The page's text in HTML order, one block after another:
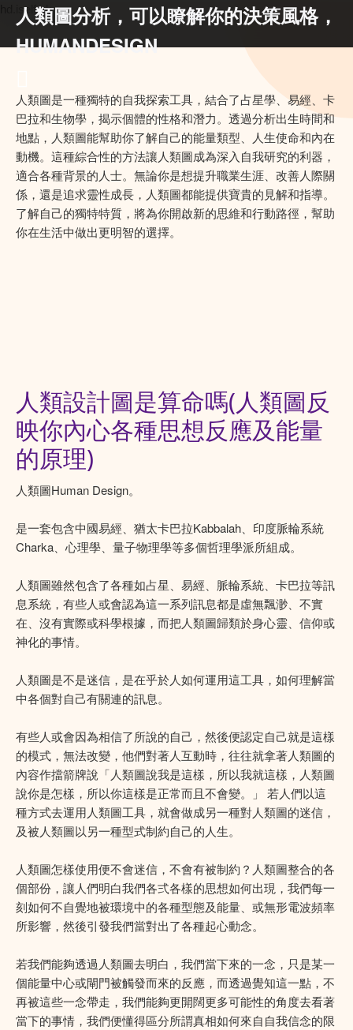
hd.iself.uk
人類圖分析，可以瞭解你的決策風格，
HUMANDESIGN
人類圖是一種獨特的自我探索工具，結合了占星學、易經、卡
巴拉和生物學，揭示個體的性格和潛力。透過分析出生時間和
地點，人類圖能幫助你了解自己的能量類型、人生使命和內在
動機。這種綜合性的方法讓人類圖成為深入自我研究的利器，
適合各種背景的人士。無論你是想提升職業生涯、改善人際關
係，還是追求靈性成長，人類圖都能提供寶貴的見解和指導。
了解自己的獨特特質，將為你開啟新的思維和行動路徑，幫助
你在生活中做出更明智的選擇。
人類設計圖是算命嗎(人類圖反
映你內心各種思想反應及能量
的原理)
人類圖Human Design。
是一套包含中國易經、猶太卡巴拉Kabbalah、印度脈輪系統
Charka、心理學、量子物理學等多個哲理學派所組成。
人類圖雖然包含了各種如占星、易經、脈輪系統、卡巴拉等訊
息系統，有些人或會認為這一系列訊息都是虛無飄渺、不實
在、沒有實際或科學根據，而把人類圖歸類於身心靈、信仰或
神化的事情。
人類圖是不是迷信，是在乎於人如何運用這工具，如何理解當
中各個對自己有關連的訊息。
有些人或會因為相信了所說的自己，然後便認定自己就是這樣
的模式，無法改變，他們對著人互動時，往往就拿著人類圖的
內容作擋箭牌說「人類圖說我是這樣，所以我就這樣，人類圖
說你是怎樣，所以你這樣是正常而且不會變。」 若人們以這
種方式去運用人類圖工具，就會做成另一種對人類圖的迷信，
及被人類圖以另一種型式制約自己的人生。
人類圖怎樣使用便不會迷信，不會有被制約？人類圖整合的各
個部份，讓人們明白我們各弍各樣的思想如何出現，我們每一
刻如何不自覺地被環境中的各種型態及能量、或無形電波頻率
所影響，然後引發我們當對出了各種起心動念。
若我們能夠透過人類圖去明白，我們當下來的一念，只是某一
個能量中心或閘門被觸發而來的反應，而透過覺知這一點，不
再被這些一念帶走，我們能夠更開闊更多可能性的角度去看著
當下的事情，我們便懂得區分所謂真相如何來自自我信念的限